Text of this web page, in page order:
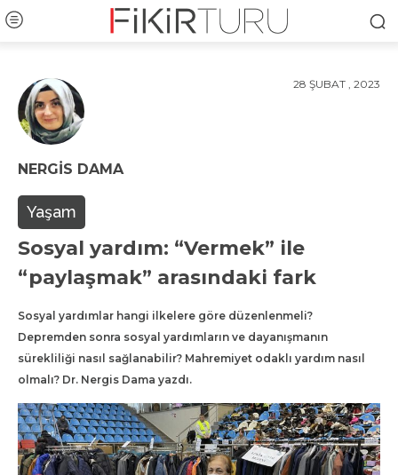
28 ŞUBAT , 2023
NERGIS DAMA
Yaşam
Sosyal yardım: “Vermek” ile
“paylaşmak” arasındaki fark
Sosyal yardımlar hangi ilkelere göre düzenlenmeli?
Depremden sonra sosyal yardımların ve dayanışmanın
sürekliliği nasıl sağlanabilir? Mahremiyet odaklı yardım nasıl
olmalı? Dr. Nergis Dama yazdı.